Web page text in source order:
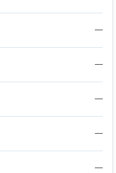
—
—
—
—
—